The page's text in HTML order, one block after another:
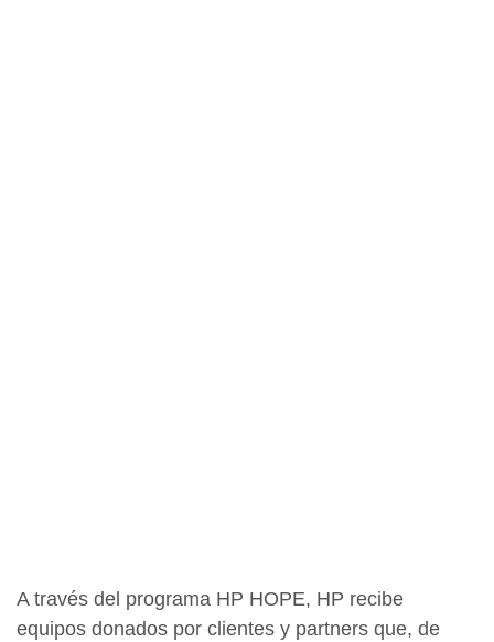
A través del programa HP HOPE, HP recibe
equipos donados por clientes y partners que, de